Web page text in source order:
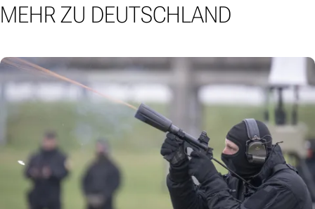
MEHR ZU DEUTSCHLAND